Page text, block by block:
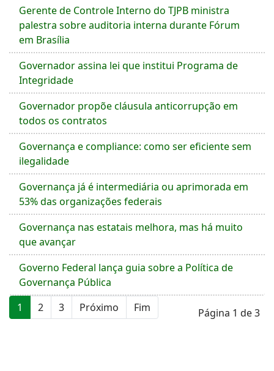
Gerente de Controle Interno do TJPB ministra
palestra sobre auditoria interna durante Fórum
em Brasília
Governador assina lei que institui Programa de
Integridade
Governador propõe cláusula anticorrupção em
todos os contratos
Governança e compliance: como ser eficiente sem
ilegalidade
Governança já é intermediária ou aprimorada em
53% das organizações federais
Governança nas estatais melhora, mas há muito
que avançar
Governo Federal lança guia sobre a Política de
Governança Pública
Página 1 de 3
1 2 3 Próximo Fim